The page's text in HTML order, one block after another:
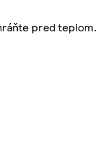
pred teplom.